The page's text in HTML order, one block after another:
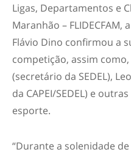
Ligas, Departamentos e
Maranhão –
Flávio Dino confirmou a
competição, assim
(secretário da SEDEL),
da CAPEI/SEDEL) e
esporte.
“Durante a solenidade